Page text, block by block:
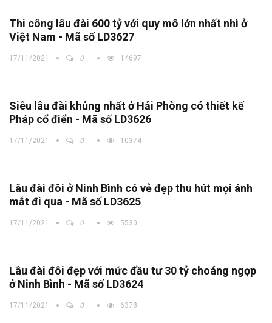
Thi công lâu đài 600 tỷ với quy mô lớn nhất nhì ở
Việt Nam - Mã số LD3627
17/11/2021 0 14697
Siêu lâu đài khủng nhất ở Hải Phòng có thiết kế
Pháp cổ điển - Mã số LD3626
17/11/2021 0 10374
Lâu đài đôi ở Ninh Bình có vẻ đẹp thu hút mọi ánh
mắt đi qua - Mã số LD3625
17/11/2021 0 5530
Lâu đài đôi đẹp với mức đầu tư 30 tỷ choáng ngợp
ở Ninh Bình - Mã số LD3624
17/11/2021 0 6378